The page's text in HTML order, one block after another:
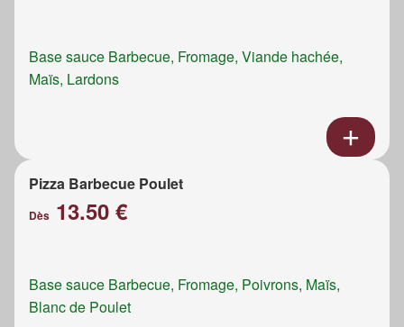
Base sauce Barbecue, Fromage, Viande hachée,
Maïs, Lardons
Pizza Barbecue Poulet
Dès 13.50 €
Base sauce Barbecue, Fromage, Poivrons, Maïs,
Blanc de Poulet